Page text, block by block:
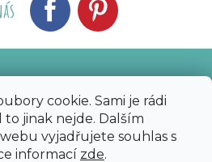
cookie. Sami je rádi
jinak nejde. Dalším
vyjadřujete souhlas s
informací zde.
Bijoux Components - Svět
práva vyhrazena.